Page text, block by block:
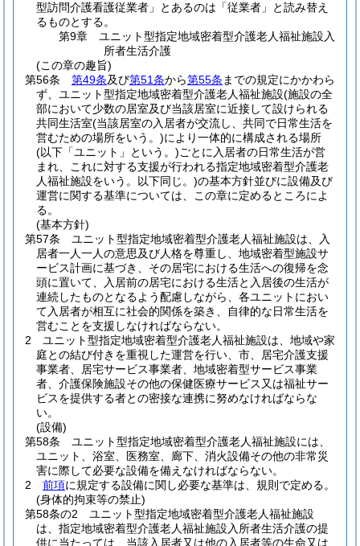
型訪問介護看護従業者」とあるのは「従業者」と読み替え
るものとする。
第9章
ユニット型指定地域密着型介護老人福祉施設入
所者生活介護
(この章の趣旨)
第56条
第49条及び第51条から第55条 までの規定にかかわら
ず、ユニット型指定地域密着型介護老人福祉施設(施設の全
部において少数の居室及び当該居室に近接して設けられる
共同生活室(当該居室の入居者が交流し、共同で日常生活を
営むための場所をいう。)により一体的に構成される場所
(以下「ユニット」という。)ごとに入居者の日常生活が営
まれ、これに対する支援が行われる指定地域密着型介護老
人福祉施設をいう。以下同じ。)の基本方針並びに設備及び
運営に関する基準については、この章に定めるところによ
る。
(基本方針)
第57条
ユニット型指定地域密着型介護老人福祉施設は、入
居者一人一人の意思及び人格を尊重し、地域密着型施設サ
ービス計画に基づき、その居宅における生活への復帰を念
頭に置いて、入居前の居宅における生活と入居後の生活が
連続したものとなるよう配慮しながら、各ユニットにおい
て入居者が相互に社会的関係を築き、自律的な日常生活を
営むことを支援しなければならない。
2
ユニット型指定地域密着型介護老人福祉施設は、地域や家
庭との結び付きを重視した運営を行い、市、居宅介護支援
事業者、居宅サービス事業者、地域密着型サービス事業
者、介護保険施設その他の保健医療サービス又は福祉サー
ビスを提供する者との密接な連携に努めなければならな
い。
(設備)
第58条
ユニット型指定地域密着型介護老人福祉施設には、
ユニット、浴室、医務室、廊下、消火設備その他の非常災
害に際して必要な設備を備えなければならない。
2
前項に規定する設備に関し必要な基準は、規則で定める。
(身体的拘束等の禁止)
第58条の2
ユニット型指定地域密着型介護老人福祉施設
は、指定地域密着型介護老人福祉施設入所者生活介護の提
供に当たっては、当該入居者又は他の入居者等の生命又は